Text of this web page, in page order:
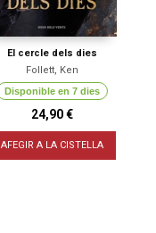
El cercle dels dies
Follett, Ken
Disponible en 7 dies
24,90 €
AFEGIR A LA CISTELLA